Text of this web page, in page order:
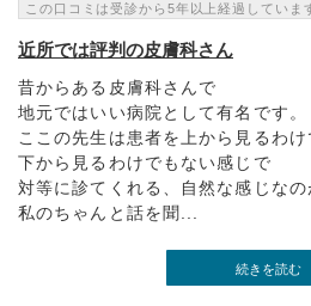
この口コミは受診から5年以上経過していま
近所では評判の皮膚科さん
昔からある皮膚科さんで
地元ではいい病院として有名です。
ここの先生は患者を上から見るわけ
下から見るわけでもない感じで
対等に診てくれる、自然な感じなの
私のちゃんと話を聞...
続きを読む